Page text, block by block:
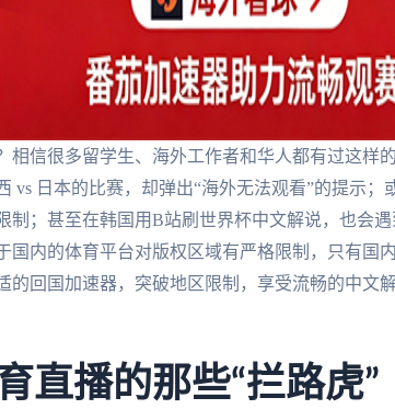
相信很多留学生、海外工作者和华人都有过这
vs 日本的比赛，却弹出“海外无法观看”的提示；
制；甚至在韩国用B站刷世界杯中文解说，也会遇
国内的体育平台对版权区域有严格限制，只有国
的回国加速器，突破地区限制，享受流畅的中文
直播的那些“拦路虎”